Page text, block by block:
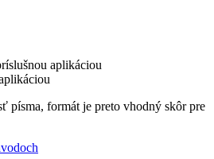
aplikáciou
písma, formát je preto vhodný skôr pre